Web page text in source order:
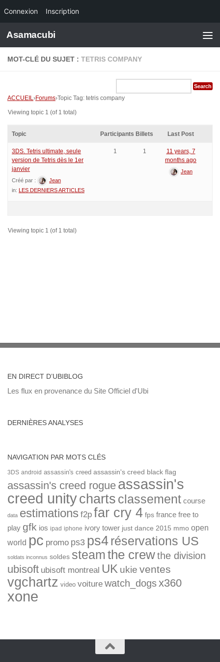
Connexion Inscription
Skip to content
Asamacubi
MOT-CLÉ DU SUJET : TETRIS COMPANY
ACCUEIL›Forums›Topic Tag: tetris company
Viewing topic 1 (of 1 total)
Topic Participants Billets Last Post
3DS. Tetris ultimate, seule
version de Tetris dès le 1er
janvier
Créé par :
Jean
in: LES DERNIERS ARTICLES
1 1
11 years, 7
months ago
Jean
Viewing topic 1 (of 1 total)
EN DIRECT D’UBIBLOG
Les flux en provenance du Site Officiel d'Ubi
DERNIÈRES ANALYSES
NAVIGATION PAR MOTS CLÉS
3DS android assassin's creed assassin's creed black flag
assassin's creed rogue assassin's
creed unitycharts classement course
data estimations f2p far cry 4 fps france free to
play gfk ios ipad iphone ivory tower just dance 2015 mmo open
world pc promo ps3 ps4réservations US
soldats inconnus soldes steamthe crewthe division
ubisoft ubisoft montreal UK ukie ventes
vgchartz video voiture watch_dogsx360
xone